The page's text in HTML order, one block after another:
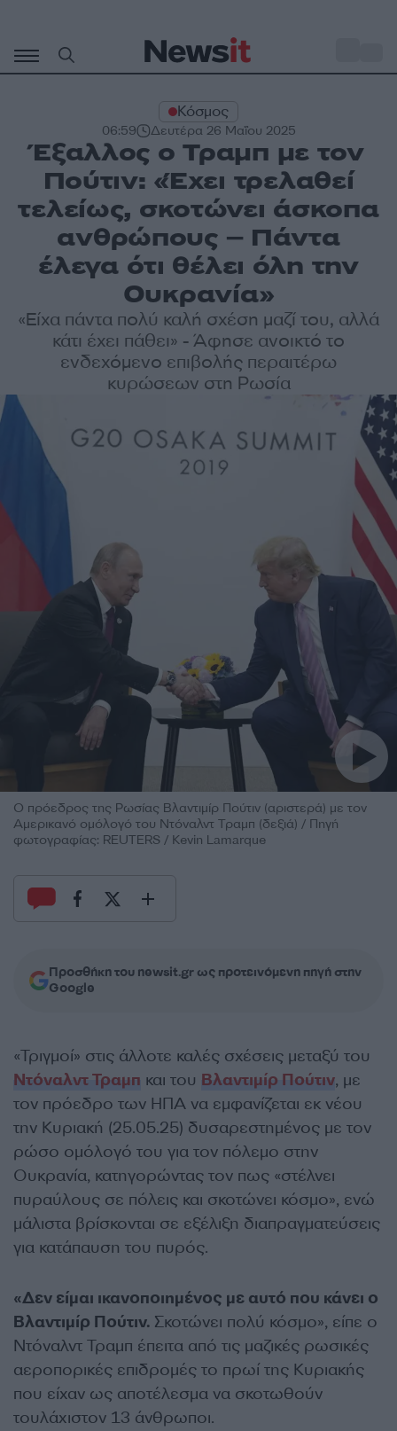
περιεχόμενο
Κόσμος
06:59 Δευτέρα 26 Μαΐου 2025
Έξαλλος ο Τραμπ με τον
Πούτιν: «Έχει τρελαθεί
τελείως, σκοτώνει άσκοπα
ανθρώπους – Πάντα
έλεγα ότι θέλει όλη την
Ουκρανία»
«Είχα πάντα πολύ καλή σχέση μαζί του, αλλά
κάτι έχει πάθει» - Άφησε ανοικτό το
ενδεχόμενο επιβολής περαιτέρω
κυρώσεων στη Ρωσία
Ο πρόεδρος της Ρωσίας Βλαντιμίρ Πούτιν (αριστερά) με τον
Αμερικανό ομόλογό του Ντόναλντ Τραμπ (δεξιά) / Πηγή
φωτογραφίας: REUTERS / Kevin Lamarque
Προσθήκη του newsit.gr ως προτεινόμενη πηγή στην
Google
«Τριγμοί» στις άλλοτε καλές σχέσεις μεταξύ του
Ντόναλντ Τραμπ και του Βλαντιμίρ Πούτιν, με
τον πρόεδρο των ΗΠΑ να εμφανίζεται εκ νέου
την Κυριακή (25.05.25) δυσαρεστημένος με τον
ρώσο ομόλογό του για τον πόλεμο στην
Ουκρανία, κατηγορώντας τον πως «στέλνει
πυραύλους σε πόλεις και σκοτώνει κόσμο», ενώ
μάλιστα βρίσκονται σε εξέλιξη διαπραγματεύσεις
για κατάπαυση του πυρός.
«Δεν είμαι ικανοποιημένος με αυτό που κάνει ο
Βλαντιμίρ Πούτιν. Σκοτώνει πολύ κόσμο», είπε ο
Ντόναλντ Τραμπ έπειτα από τις μαζικές ρωσικές
αεροπορικές επιδρομές το πρωί της Κυριακής
που είχαν ως αποτέλεσμα να σκοτωθούν
τουλάχιστον 13 άνθρωποι.